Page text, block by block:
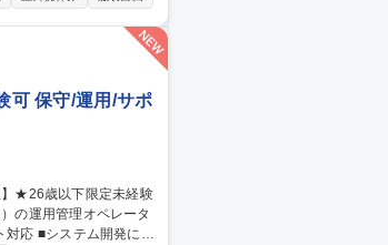
可 保守/運用/サポ